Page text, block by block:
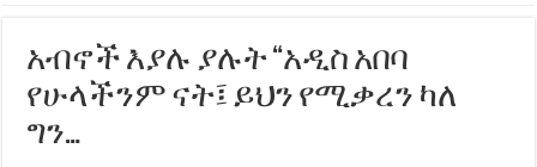
አብኖች እያሉ ያሉት “አዲስ አበባ
የሁላችንም ናት፤ ይህን የሚቃረን ካለ
ግን…